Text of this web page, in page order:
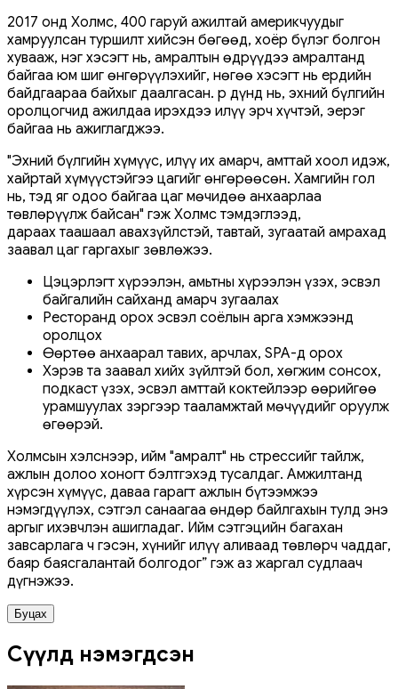
2017 онд Холмс, 400 гаруй ажилтай америкчуудыг
хамруулсан туршилт хийсэн бөгөөд, хоёр бүлэг болгон
хувааж, нэг хэсэгт нь, амралтын өдрүүдээ амралтанд
байгаа юм шиг өнгөрүүлэхийг, нөгөө хэсэгт нь ердийн
байдгаараа байхыг даалгасан. Үр дүнд нь, эхний бүлгийн
оролцогчид ажилдаа ирэхдээ илүү эрч хүчтэй, эерэг
байгаа нь ажиглагджээ.
"Эхний бүлгийн хүмүүс, илүү их амарч, амттай хоол идэж,
хайртай хүмүүстэйгээ цагийг өнгөрөөсөн. Хамгийн гол
нь, тэд яг одоо байгаа цаг мөчидөө анхаарлаа
төвлөрүүлж байсан" гэж Холмс тэмдэглээд,
дараах таашаал авахзүйлстэй, тавтай, зугаатай амрахад
заавал цаг гаргахыг зөвлөжээ.
Цэцэрлэгт хүрээлэн, амьтны хүрээлэн үзэх, эсвэл
байгалийн сайханд амарч зугаалах
Ресторанд орох эсвэл соёлын арга хэмжээнд
оролцох
Өөртөө анхаарал тавих, арчлах, SPA-д орох
Хэрэв та заавал хийх зүйлтэй бол, хөгжим сонсох,
подкаст үзэх, эсвэл амттай коктейлээр өөрийгөө
урамшуулах зэргээр тааламжтай мөчүүдийг оруулж
өгөөрэй.
Холмсын хэлснээр, ийм "амралт" нь стрессийг тайлж,
ажлын долоо хоногт бэлтгэхэд тусалдаг. Амжилтанд
хүрсэн хүмүүс, даваа гарагт ажлын бүтээмжээ
нэмэгдүүлэх, сэтгэл санаагаа өндөр байлгахын тулд энэ
аргыг ихэвчлэн ашигладаг. Ийм сэтгэцийн багахан
завсарлага ч гэсэн, хүнийг илүү аливаад төвлөрч чаддаг,
баяр баясгалантай болгодог” гэж аз жаргал судлаач
дүгнэжээ.
Буцах
Сүүлд нэмэгдсэн